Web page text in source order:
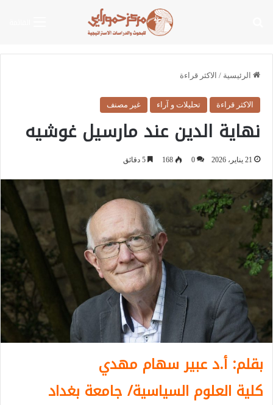
الرئيسية / الاكثر قراءة
الاكثر قراءة تحليلات و آراء غير مصنف
نهاية الدين عند مارسيل غوشيه
21 يناير، 2026 0
168
بقلم: أ.د عبير سهام مهدي
كلية العلوم السياسية/ جامعة بغداد